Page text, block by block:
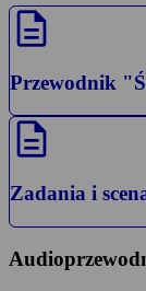
description
Przewodnik
description
Zadania i